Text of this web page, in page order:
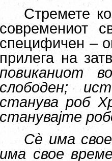
Стремете
современиот
специфичен –
прилега на
повиканиот
слободен;
станува роб
станувајте
Сè има
има свое